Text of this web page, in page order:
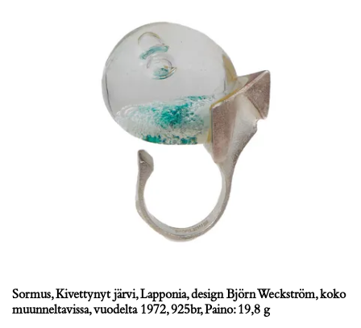
Sormus, Kivettynyt järvi, Lapponia, design Björn Weckström, koko
muunneltavissa, vuodelta 1972, 925br, Paino: 19,8 g